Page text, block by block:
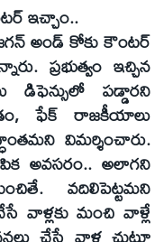
ఇచ్చాం..
అండ్ కోకు కౌంటర్
ప్రభుత్వం ఇచ్చిన
పడ్డారని
ఫేక్ రాజకీయాలు
విమర్శించారు.
అవసరం.. అలాగని
వదిలిపెట్టమని
వాళ్లకు మంచి వాళ్లే